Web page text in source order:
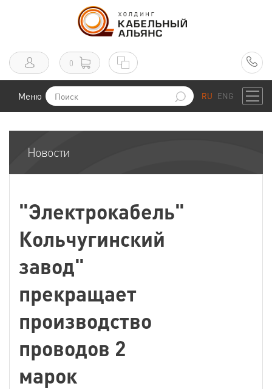
0
Меню RU ENG
Новости
"Электрокабель"
Кольчугинский
завод"
прекращает
производство
проводов 2
марок